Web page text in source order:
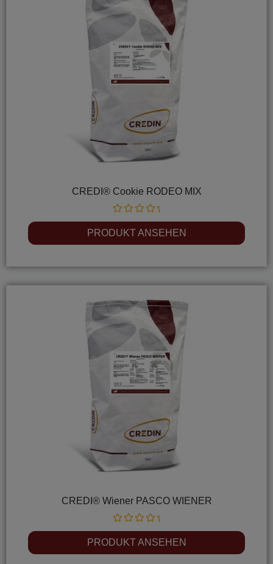
CREDI® Cookie RODEO MIX
Rated
0
out
of
PRODUKT ANSEHEN
CREDI® Wiener PASCO WIENER
Rated
0
out
of
PRODUKT ANSEHEN